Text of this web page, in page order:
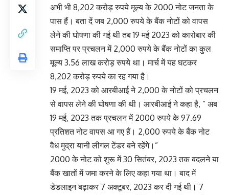
अभी भी 8,202 करोड़ रुपये मूल्य के 2000 नोट जनता के
पास हैं। बता दें जब 2,000 रुपये के बैंक नोटों को वापस
लेने की घोषणा की गई थी तब 19 मई 2023 को कारोबार की
समाप्ति पर प्रचलन में 2,000 रुपये के बैंक नोटों का कुल
मूल्य 3.56 लाख करोड़ रुपये था। मार्च में यह घटकर
8,202 करोड़ रुपये का रह गया है।
19 मई, 2023 को आरबीआई ने 2,000 के नोटों को प्रचलन
से वापस लेने की घोषणा की थी। आरबीआई ने कहा है, ” अब
19 मई, 2023 तक प्रचलन में 2000 रुपये के 97.69
प्रतिशत नोट वापस आ गए हैं। 2,000 रुपये के बैंक नोट
वैध मुद्रा यानी लीगल टेंडर बने रहेंगे।”
2000 के नोट को शुरू में 30 सितंबर, 2023 तक बदलने या
बैंक खातों में जमा करने के लिए कहा गया था। बाद में
डेडलाइन बढ़ाकर 7 अक्टूबर, 2023 कर दी गई थी। 7